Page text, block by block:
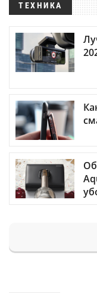
ТЕХНИКА